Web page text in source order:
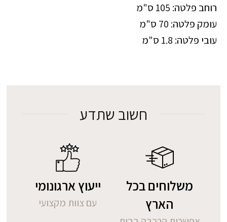
רוחב פלטה: 105 ס"מ
עומק פלטה: 70 ס"מ
עובי פלטה: 1.8 ס"מ
חשוב שתדע
משלוחים בכל
הארץ
ייעוץ ארגונומי
עם צוות מקצועי